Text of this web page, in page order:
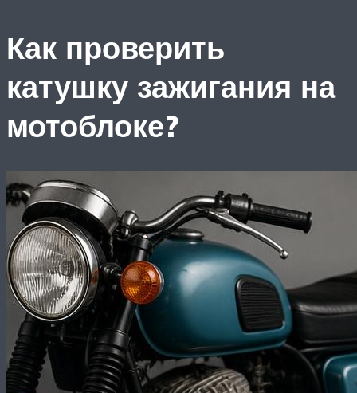
Как проверить
катушку зажигания на
мотоблоке?